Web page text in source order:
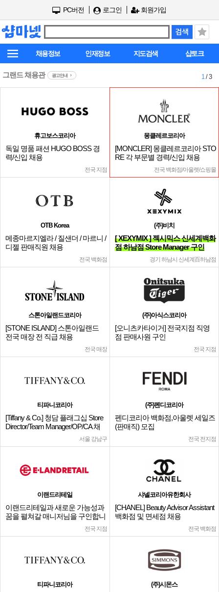
PC버전 로그인 회원가입
채용정보 인재정보 지도검색 샵토크
그랜드 채용관 광고안내 1/ 3
휴고보스코리아
독일 명품 패션 HUGO BOSS 경
력/신입 채용
전국 지점
몽클레르코리아
[MONCLER] 몽클레르코리아 STO
RE 각 부문별 경력/신입 채용
전국 백화점/아울렛/쇼핑몰
OTB Korea
메종마르지엘라 / 질샌더 / 마르니 /
디젤 판매직원 채용
전국 백화점
(주)비치
[ XEXYMIX ] 젝시믹스 신세계백화
점 하남점 Store Manager 구인
경기 하남시 신세계百하남점
스톤아일랜드코리아
[STONE ISLAND] 스톤아일랜드
전국 매장 전 직급 채용
전국 매장
(주)아식스코리아
[오니츠카타이거] 전국지점 직영
점 판매사원 구인
전국 지점
티파니코리아
[Tiffany & Co.] 청담 플래그십 Store
Director/Team Manager/OP/CA 채
서울 강남구
(주)펜디코리아
펜디코리아 백화점,아울렛 세일즈
(판매직) 모집
전국 전지점
이랜드리테일
이랜드리테일과 새로운 가능성과
꿈을 펼쳐갈 매니저님을 구인합니
전국 지점
샤넬코리아유한회사
[CHANEL] Beauty Advisor Assistant
백화점 및 면세점 채용
전국 백화점
티파니코리아 (주)시몬스